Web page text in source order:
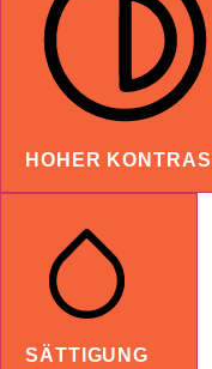
HOHER
SÄTTIGUNG